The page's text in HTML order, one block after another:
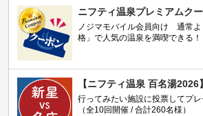
ニフティ温泉プレミアムク
ノジマモバイル会員向け 通常よ
格」で人気の温泉を満喫できる！
【ニフティ温泉 百名湯2026】
行ってみたい施設に投票してプレ
（全10回開催 / 合計260名様）